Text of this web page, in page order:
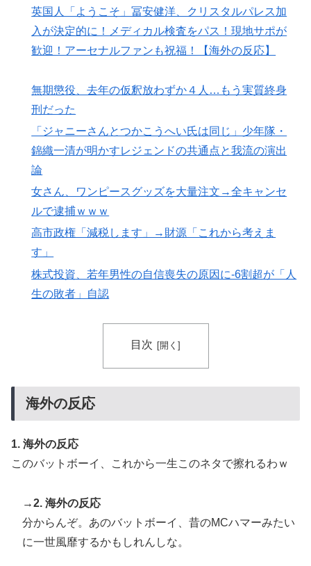
▶ 英国人「ようこそ」冨安健洋、クリスタルパレス加入が
決定的に！メディカル検査をパス！現地サポが歓迎！ア
ーセナルファンも祝福！【海外の反応】
イマナガ節を炸裂「NPBでは面白さが必須条件なの？」
▶ 韓国人「日本の女子高生のセーラー服と外国人観光客の
関係性」
▶ 「二人は父も母も同じきょうだいだった」2002年と
2004年、別々に養子に迎えられた男の子と女の子が受
けたDNA検査
▶ 【悲報】中川翔子(41)「Xはもう愚痴だらけだから開き
たくない」
▶ 英国人「ようこそ」冨安健洋、クリスタルパレス加入が
決定的に！メディカル検査をパス！現地サポが歓迎！ア
ーセナルファンも祝福！【海外の反応】
事！W杯予選でレフリーへの性的接待発覚！海外騒然！
ロシア「お前らの国にある似非エッフェル塔を見せてく
れ！」
▶ 人類は広島から何を学んだのか 原爆投下から81年、核
▶ 【激震】韓国人「韓国サッカー協会、W杯・五輪で複数
回の性接待を行い審判を買収していたことが発覚…（ﾌﾞ
▶ 【激震】韓国人「韓国サッカー協会、W杯・五輪で複数
回の性接待を行い審判を買収していたことが発覚…（ﾌﾞ
ﾙﾌﾞﾙ」＝韓国の反応
英国人「ようこそ」冨安健洋、クリスタルパレス加
入が決定的に！メディカル検査をパス！現地サポが
歓迎！アーセナルファンも祝福！【海外の反応】
無期懲役、去年の仮釈放わずか４人…もう実質終身
刑だった
「ジャニーさんとつかこうへい氏は同じ」少年隊・
錦織一清が明かすレジェンドの共通点と我流の演出
論
女さん、ワンピースグッズを大量注文→全キャンセ
ルで逮捕ｗｗｗ
高市政権「減税します」→財源「これから考えま
す」
株式投資、若年男性の自信喪失の原因に-6割超が「人
生の敗者」自認
目次
海外の反応
1. 海外の反応
このバットボーイ、これから一生このネタで擦れるわｗ
→2. 海外の反応
分からんぞ。あのバットボーイ、昔のMCハマーみたい
に一世風靡するかもしれんしな。